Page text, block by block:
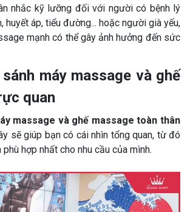
nhắc kỹ lưỡng đối với người có bệnh lý
huyết áp, tiểu đường... hoặc người già yếu,
mạnh có thể gây ảnh hưởng đến sức
máy massage và ghế
quan
massage và ghế massage toàn thân
sẽ giúp bạn có cái nhìn tổng quan, từ đó
hợp nhất cho nhu cầu của mình.